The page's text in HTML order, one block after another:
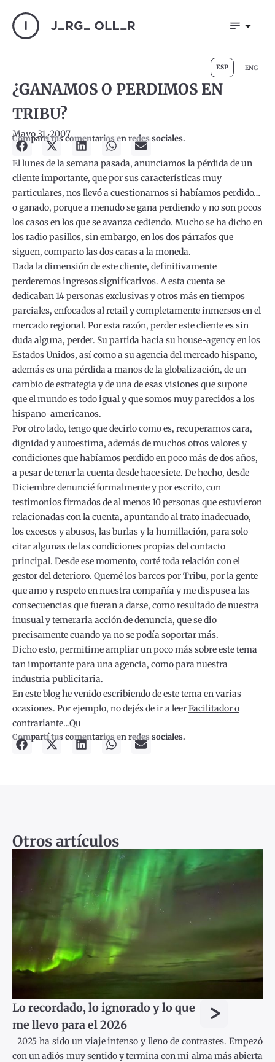
ESP ENG
¿GANAMOS O PERDIMOS EN
TRIBU?
Mayo 31, 2007
Compartí tus comentarios en redes sociales.
El lunes de la semana pasada, anunciamos la pérdida de un
cliente importante, que por sus características muy
particulares, nos llevó a cuestionarnos si habíamos perdido…
o ganado, porque a menudo se gana perdiendo y no son pocos
los casos en los que se avanza cediendo. Mucho se ha dicho en
los radio pasillos, sin embargo, en los dos párrafos que
siguen, comparto las dos caras a la moneda.
Dada la dimensión de este cliente, definitivamente
perderemos ingresos significativos. A esta cuenta se
dedicaban 14 personas exclusivas y otros más en tiempos
parciales, enfocados al retail y completamente inmersos en el
mercado regional. Por esta razón, perder este cliente es sin
duda alguna, perder. Su partida hacia su house-agency en los
Estados Unidos, así como a su agencia del mercado hispano,
además es una pérdida a manos de la globalización, de un
cambio de estrategia y de una de esas visiones que supone
que el mundo es todo igual y que somos muy parecidos a los
hispano-americanos.
Por otro lado, tengo que decirlo como es, recuperamos cara,
dignidad y autoestima, además de muchos otros valores y
condiciones que habíamos perdido en poco más de dos años,
a pesar de tener la cuenta desde hace siete. De hecho, desde
Diciembre denuncié formalmente y por escrito, con
testimonios firmados de al menos 10 personas que estuvieron
relacionadas con la cuenta, apuntando al trato inadecuado,
los excesos y abusos, las burlas y la humillación, para solo
citar algunas de las condiciones propias del contacto
principal. Desde ese momento, corté toda relación con el
gestor del deterioro. Quemé los barcos por Tribu, por la gente
que amo y respeto en nuestra compañía y me dispuse a las
consecuencias que fueran a darse, como resultado de nuestra
inusual y temeraria acción de denuncia, que se dio
precisamente cuando ya no se podía soportar más.
Dicho esto, permitime ampliar un poco más sobre este tema
tan importante para una agencia, como para nuestra
industria publicitaria.
En este blog he venido escribiendo de este tema en varias
ocasiones. Por ejemplo, no dejés de ir a leerFacilitador o
contrariante…Qu
Compartí tus comentarios en redes sociales.
Otros artículos
Lo recordado, lo ignorado y lo que
me llevo para el 2026
>
2025 ha sido un viaje intenso y lleno de contrastes. Empezó
con un adiós muy sentido y termina con mi alma más abierta